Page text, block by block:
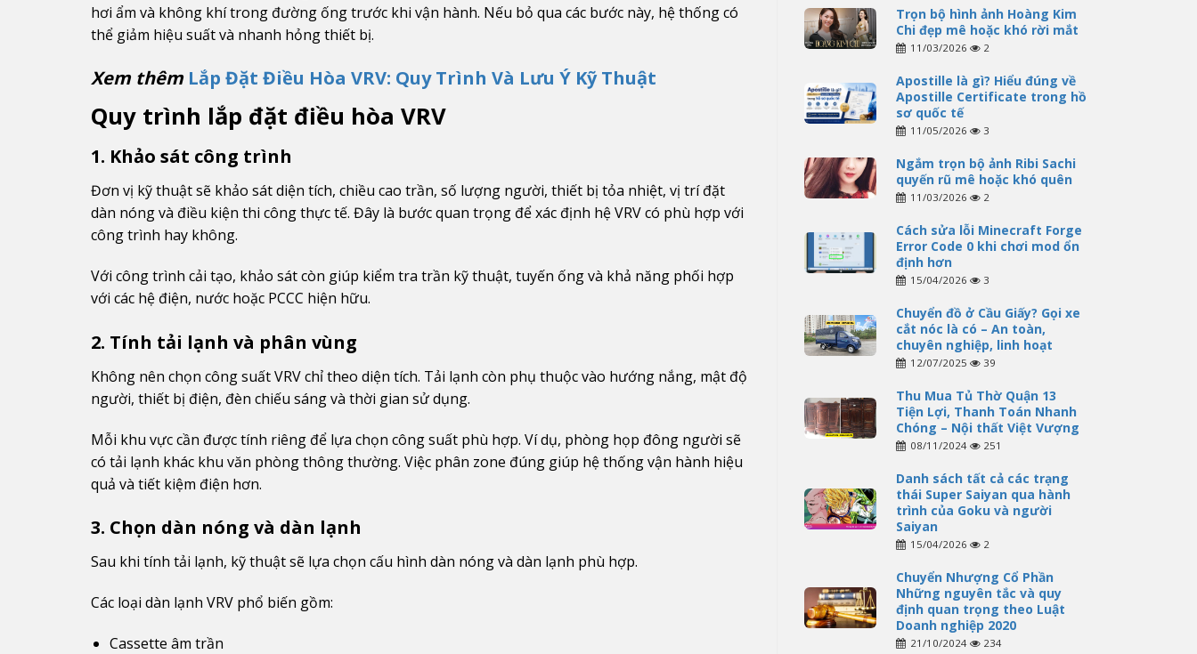
hơi ẩm và không khí trong đường ống trước khi vận hành. Nếu bỏ qua các bước này, hệ thống có
thể giảm hiệu suất và nhanh hỏng thiết bị.
Xem thêm Lắp Đặt Điều Hòa VRV: Quy Trình Và Lưu Ý Kỹ Thuật
Quy trình lắp đặt điều hòa VRV
1. Khảo sát công trình
Đơn vị kỹ thuật sẽ khảo sát diện tích, chiều cao trần, số lượng người, thiết bị tỏa nhiệt, vị trí đặt
dàn nóng và điều kiện thi công thực tế. Đây là bước quan trọng để xác định hệ VRV có phù hợp với
công trình hay không.
Với công trình cải tạo, khảo sát còn giúp kiểm tra trần kỹ thuật, tuyến ống và khả năng phối hợp
với các hệ điện, nước hoặc PCCC hiện hữu.
2. Tính tải lạnh và phân vùng
Không nên chọn công suất VRV chỉ theo diện tích. Tải lạnh còn phụ thuộc vào hướng nắng, mật độ
người, thiết bị điện, đèn chiếu sáng và thời gian sử dụng.
Mỗi khu vực cần được tính riêng để lựa chọn công suất phù hợp. Ví dụ, phòng họp đông người sẽ
có tải lạnh khác khu văn phòng thông thường. Việc phân zone đúng giúp hệ thống vận hành hiệu
quả và tiết kiệm điện hơn.
3. Chọn dàn nóng và dàn lạnh
Sau khi tính tải lạnh, kỹ thuật sẽ lựa chọn cấu hình dàn nóng và dàn lạnh phù hợp.
Các loại dàn lạnh VRV phổ biến gồm:
Cassette âm trần
Trọn bộ hình ảnh Hoàng Kim
Chi đẹp mê hoặc khó rời mắt
11/03/2026 2
Apostille là gì? Hiểu đúng về
Apostille Certificate trong hồ
sơ quốc tế
11/05/2026 3
Ngắm trọn bộ ảnh Ribi Sachi
quyến rũ mê hoặc khó quên
11/03/2026 2
Cách sửa lỗi Minecraft Forge
Error Code 0 khi chơi mod ổn
định hơn
15/04/2026 3
Chuyển đồ ở Cầu Giấy? Gọi xe
cắt nóc là có – An toàn,
chuyên nghiệp, linh hoạt
12/07/2025 39
Thu Mua Tủ Thờ Quận 13
Tiện Lợi, Thanh Toán Nhanh
Chóng – Nội thất Việt Vượng
08/11/2024 251
Danh sách tất cả các trạng
thái Super Saiyan qua hành
trình của Goku và người
Saiyan
15/04/2026 2
Chuyển Nhượng Cổ Phần
Những nguyên tắc và quy
định quan trọng theo Luật
Doanh nghiệp 2020
21/10/2024 234